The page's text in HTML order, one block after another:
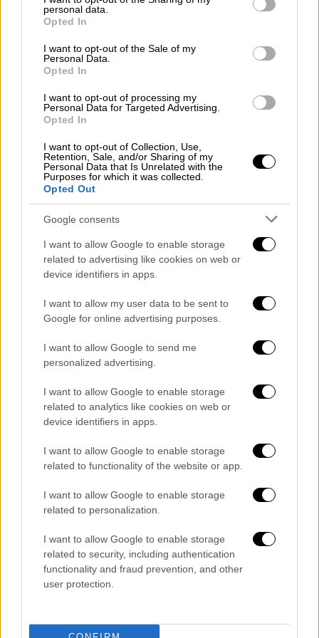
grant or deny consent to Google and its third-party tags to
use your data for below specified purposes in below Google
consent section.
personal data.
Opted In
I want to opt-out of the Sale of my
Personal Data.
Opted In
I want to opt-out of processing my
Personal Data for Targeted Advertising.
Opted In
I want to opt-out of Collection, Use,
Retention, Sale, and/or Sharing of my
Personal Data that Is Unrelated with the
Purposes for which it was collected.
Opted Out
Google consents
I want to allow Google to enable storage
related to advertising like cookies on web or
device identifiers in apps.
I want to allow my user data to be sent to
Google for online advertising purposes.
I want to allow Google to send me
personalized advertising.
I want to allow Google to enable storage
related to analytics like cookies on web or
device identifiers in apps.
I want to allow Google to enable storage
related to functionality of the website or app.
I want to allow Google to enable storage
related to personalization.
I want to allow Google to enable storage
related to security, including authentication
functionality and fraud prevention, and other
user protection.
έχει εμβολιαστεί ή αν έχει ήδη μολυνθεί.
Lancet έχει έκταση άνευ προηγουμένου:
συγκεντρώνει περίπου 60 προϋπάρχουσες
μελέτες, πηγαίνοντας χρόνια πίσω και
λαμβάνοντας κυρίως υπόψη την εμφάνιση
στα τέλη του 2021 της παραλλαγής Όμικρον.
Το αποτέλεσμα αυτό δεν σημαίνει πωςδεν
έχει σημασία αν θα εμβολιαστεί κάποιος ή θα
μολυνθεί για να αποκτήσει μια πρώτη
ανοσία: είναι πράγματι πολύ πιο επικίνδυνο
να αρρωστήσει, ιδιαίτερα για τους πιο
ηλικιωμένους. Σε κάθε περίπτωση η μελέτη
αυτή δίνει μια ακριβέστερη εικόνα για το τι
του πληθυσμού από την ανάπτυξη μιας
«υβριδικής» ανοσίας, στο βαθμό που όλο και
περισσότεροι άνθρωποι θα έχουν τόσο
εμβολιαστεί όσο και αρρωστήσει
«Μακροπρόθεσμα οι περισσότερες
μολύνσειςθα πλήξουν πρόσωπα καλά
προστατευμένα από τις σοβαρότερες
μορφές της νόσουέπειτα από προηγούμενη
υπογράμμισαν ερευνητές που δεν
που δημοσιεύεται επίσης από τη Lancet. Τα
αποτελέσματα αυτά μας επιτρέπουν
συνεπώς να ελπίζουμε πως τα μελλοντικά